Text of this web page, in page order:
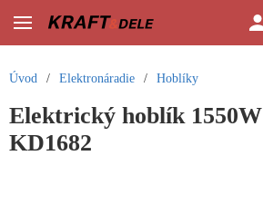
Úvod / Elektronáradie / Hoblíky
Elektrický hoblík 1550W
KD1682